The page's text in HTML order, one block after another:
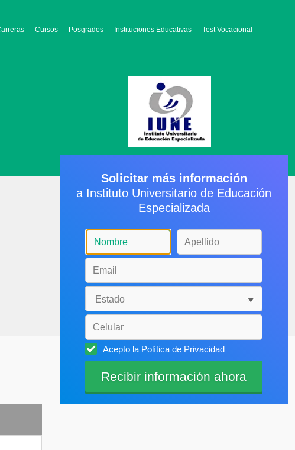
Cursos Posgrados Instituciones Educativas Test Vocacional
Solicitar más información
a Instituto Universitario de Educación
Especializada
Acepto la Política de Privacidad